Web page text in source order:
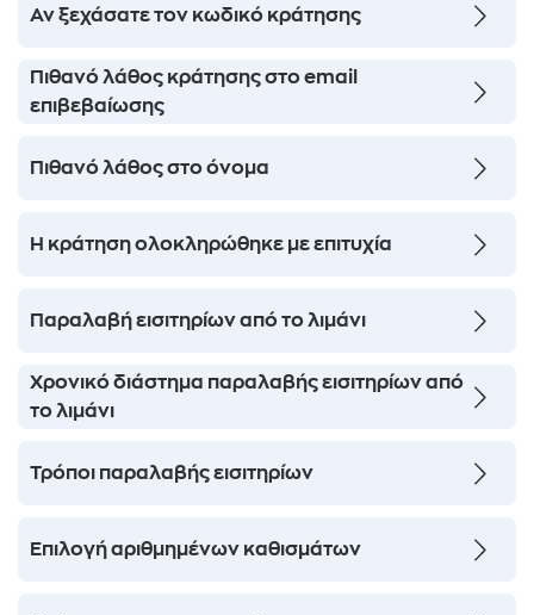
Αν ξεχάσατε τον κωδικό κράτησης
Πιθανό λάθος κράτησης στο email
επιβεβαίωσης
Πιθανό λάθος στο όνομα
Η κράτηση ολοκληρώθηκε με επιτυχία
Παραλαβή εισιτηρίων από το λιμάνι
Χρονικό διάστημα παραλαβής εισιτηρίων από
το λιμάνι
Τρόποι παραλαβής εισιτηρίων
Επιλογή αριθμημένων καθισμάτων